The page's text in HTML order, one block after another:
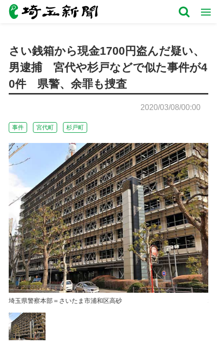
さい銭箱から現金1700円盗んだ疑い、
男逮捕 宮代や杉戸などで似た事件が4
0件 県警、余罪も捜査
2020/03/08/00:00
事件 宮代町 杉戸町
埼玉県警察本部＝さいたま市浦和区高砂